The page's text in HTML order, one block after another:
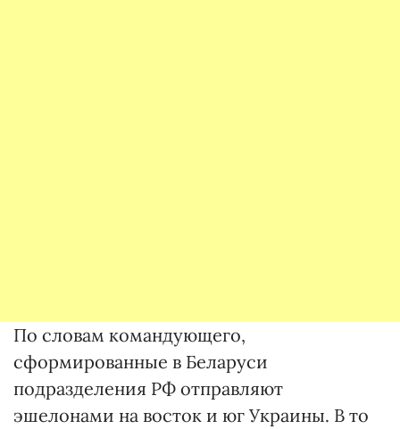
По словам командующего,
сформированные в Беларуси
подразделения РФ отправляют
эшелонами на восток и юг Украины. В то